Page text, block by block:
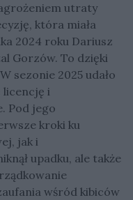
utraty
która miała
2024 roku Dariusz
Gorzów. To dzięki
sezonie 2025 udało
licencję i
Pod jego
kroki ku
jak i
upadku, ale także
wśród kibiców